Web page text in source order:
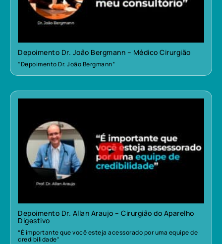
Depoimento Dr. João Bergmann – Médico Cirurgião
“Depoimento Dr. João Bergmann”
Depoimento Dr. Allan Araujo – Cirurgião do Aparelho
Digestivo
“É importante que você esteja acessorado por uma equipe de
credibilidade”